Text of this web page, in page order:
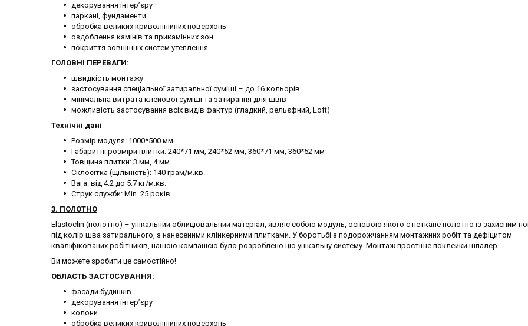
декорування інтер’єру
паркані, фундаменти
обробка великих криволінійних поверхонь
оздоблення камінів та прикамінних зон
покриття зовнішніх систем утеплення
ГОЛОВНІ ПЕРЕВАГИ:
швидкість монтажу
застосування спеціальної затиральної суміші – до 16 кольорів
мінімальна витрата клейової суміші та затирання для швів
можливість застосування всіх видів фактур (гладкий, рельєфний, Loft)
Технічні дані
Розмір модуля: 1000*500 мм
Габаритні розміри плитки: 240*71 мм, 240*52 мм, 360*71 мм, 360*52 мм
Товщина плитки: 3 мм, 4 мм
Склосітка (щільність): 140 грам/м.кв.
Вага: від 4.2 до 5.7 кг/м.кв.
Струк служби: Min. 25 років
3. ПОЛОТНО
Elastoclin (полотно) – унікальний облицювальний матеріал, являє собою модуль, основою якого є неткане полотно із захисним
під колір шва затирального, з нанесеними клінкерними плитками. У боротьбі з подорожчанням монтажних робіт та дефіцитом
кваліфікованих робітників, нашою компанією було розроблено цю унікальну систему. Монтаж простіше поклейки шпалер.
Ви можете зробити це самостійно!
ОБЛАСТЬ ЗАСТОСУВАННЯ:
фасади будинків
декорування інтер’єру
колони
обробка великих криволінійних поверхонь